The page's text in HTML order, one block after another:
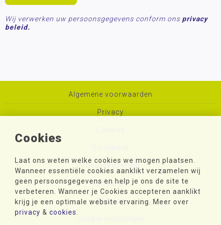
Cookies
Laat ons weten welke cookies we mogen plaatsen.
Wanneer essentiële cookies aanklikt verzamelen wij
geen persoonsgegevens en help je ons de site te
verbeteren. Wanneer je Cookies accepteren aanklikt
krijg je een optimale website ervaring. Meer over
privacy & cookies
Wij verwerken uw persoonsgegevens conform ons privacy
beleid.
Algemene voorwaarden
Privacy
Toegankelijkheid
Sitemap
Colofon